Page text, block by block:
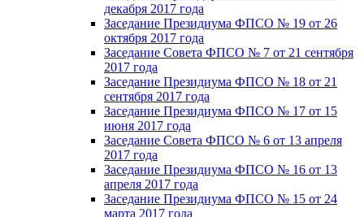
декабря 2017 года
Заседание Президиума ФПСО № 19 от 26
октября 2017 года
Заседание Совета ФПСО № 7 от 21 сентября
2017 года
Заседание Президиума ФПСО № 18 от 21
сентября 2017 года
Заседание Президиума ФПСО № 17 от 15
июня 2017 года
Заседание Совета ФПСО № 6 от 13 апреля
2017 года
Заседание Президиума ФПСО № 16 от 13
апреля 2017 года
Заседание Президиума ФПСО № 15 от 24
марта 2017 года